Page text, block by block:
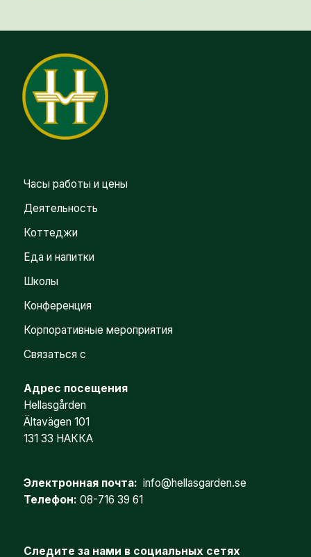
Часы работы и цены
Деятельность
Коттеджи
Еда и напитки
Школы
Конференция
Корпоративные мероприятия
Связаться с
Адрес посещения
Hellasgården
Ältavägen 101
131 33 НАККА
Электронная почта: info@hellasgarden.se
Телефон: 08-716 39 61
Следите за нами в социальных сетях